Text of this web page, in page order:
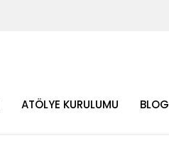
ATÖLYE KURULUMU BLOG